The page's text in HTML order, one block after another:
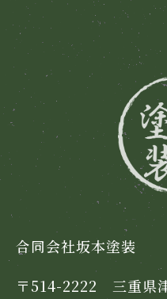
合同会社坂本塗装
〒514-2222 三重県